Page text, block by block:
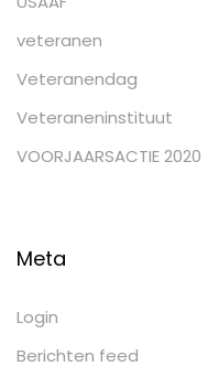
veteranen
Veteranendag
Veteraneninstituut
VOORJAARSACTIE 2020
Meta
Login
Berichten feed